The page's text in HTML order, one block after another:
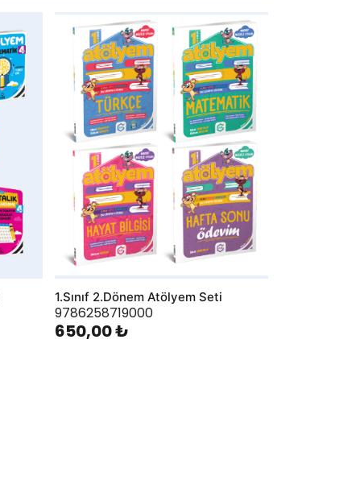
AddToWishlist
1.Sınıf 2.Dönem Atölyem Seti
9786258719000
650,00 ₺